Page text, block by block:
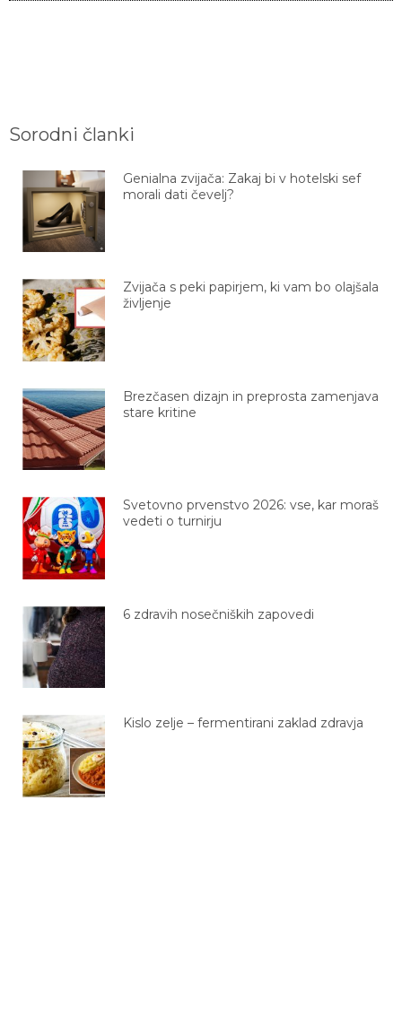
Sorodni članki
Genialna zvijača: Zakaj bi v hotelski sef
morali dati čevelj?
Zvijača s peki papirjem, ki vam bo olajšala
življenje
Brezčasen dizajn in preprosta zamenjava
stare kritine
Svetovno prvenstvo 2026: vse, kar moraš
vedeti o turnirju
6 zdravih nosečniških zapovedi
Kislo zelje – fermentirani zaklad zdravja